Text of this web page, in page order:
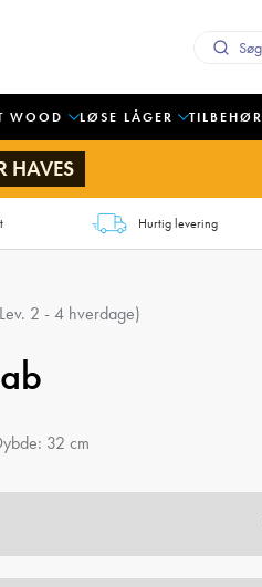
WOOD LØSE LÅGER TILBEHØR
HAVES
Hurtig levering
2 - 4 hverdage)
32 cm